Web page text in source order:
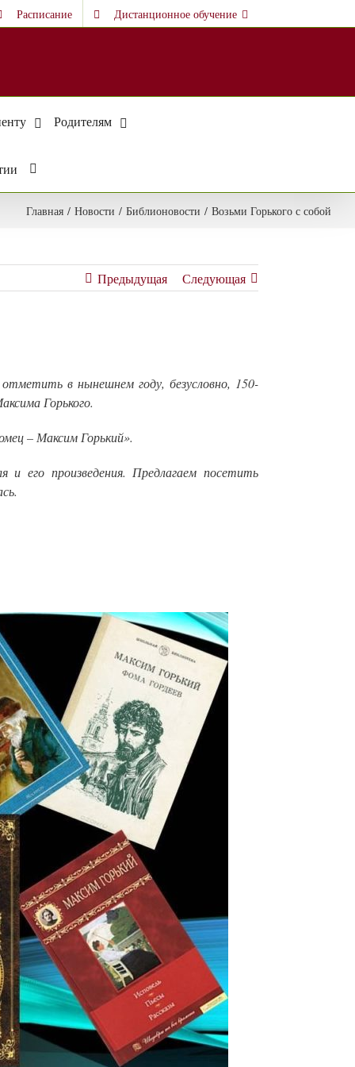
Расписание Дистанционное обучение
Родителям
Главная / Новости / Библионовости / Возьми Горького с собой
Предыдущая Следующая
в нынешнем году, безусловно, 150-
Горького.
– Максим Горький».
его произведения. Предлагаем посетить